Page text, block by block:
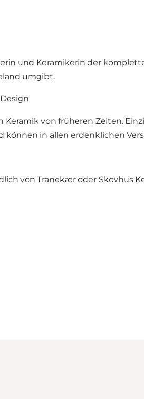
und Keramikerin der
umgibt.
Keramik von früheren Zeiten.
können in allen erdenklichen
von Tranekær oder Skovhus